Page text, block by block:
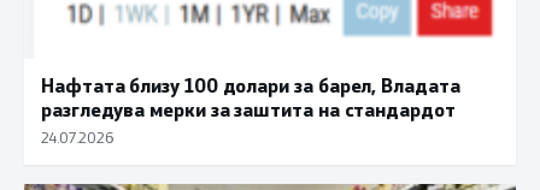
Нафтата близу 100 долари за барел, Владата
разгледува мерки за заштита на стандардот
24.07.2026